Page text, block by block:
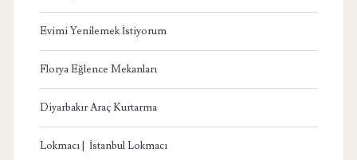
Evimi Yenilemek İstiyorum
Florya Eğlence Mekanları
Diyarbakır Araç Kurtarma
Lokmacı | İstanbul Lokmacı